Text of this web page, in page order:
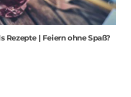
| Feiern ohne Spaß?